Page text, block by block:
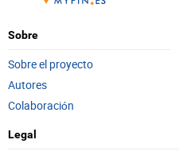
Sobre
Sobre el proyecto
Autores
Colaboración
Legal